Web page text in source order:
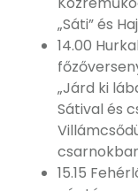
„Sáti” és
14.00
„Járd ki
Sátival és
15.15